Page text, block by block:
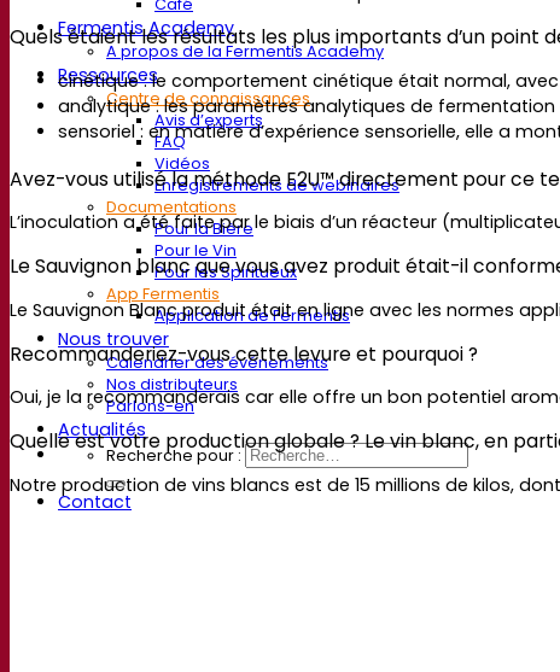
Café
Fermentis Academy
A propos de la Fermentis Academy
Ressources
Centre de connaissances
Avis d’experts
FAQ
Vidéos
Enregistrements de webinaires
Documentations
Pour la Bière
Pour le Vin
Pour les Spiritueux
App Fermentis
Application de Fermentis
Nous trouver
Calendrier des événements
Nos distributeurs
Parlons-en
Actualités
Recherche pour :
Contact
Quels étaient les résultats les plus importants d’un point
cinétique : le comportement cinétique était normal,
analytique : les paramètres analytiques de
sensoriel : en matière d’expérience sensorielle, elle a
Avez-vous utilisé la méthode E2U™ directement pour ce
L’inoculation a été faite par le biais d’un réacteur
Le Sauvignon blanc que vous avez produit était-il
Le Sauvignon Blanc produit était en ligne avec les normes
Recommanderiez-vous cette levure et pourquoi ?
Oui, je la recommanderais car elle offre un bon potentiel
Quelle est votre production globale ? Le vin blanc, en
Notre production de vins blancs est de 15 millions de kilos,